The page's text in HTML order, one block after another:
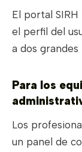
El portal
el perfil del
a dos grandes
Para los
Los
un panel de